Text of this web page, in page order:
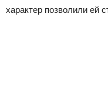
характер позволили ей